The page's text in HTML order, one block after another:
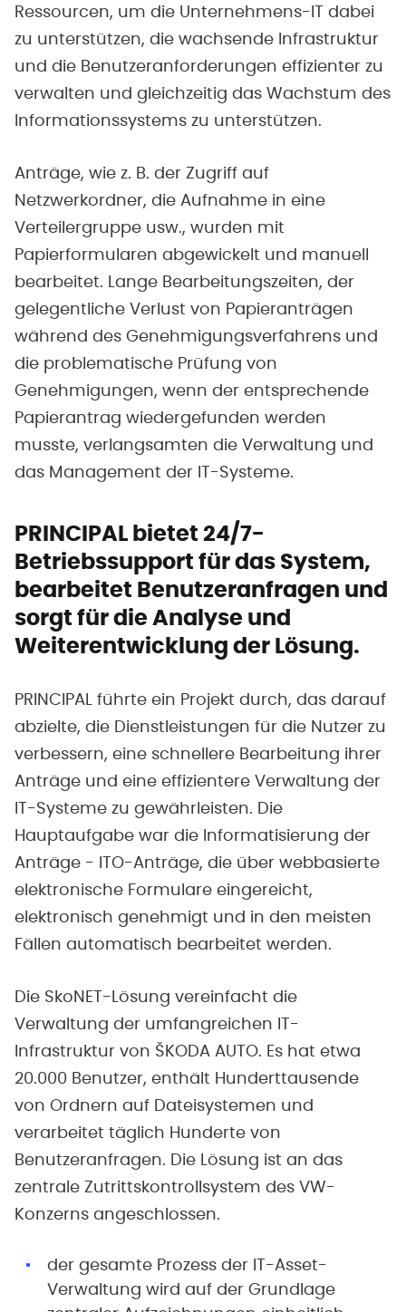
Ressourcen, um die Unternehmens-IT dabei
zu unterstützen, die wachsende Infrastruktur
und die Benutzeranforderungen effizienter zu
verwalten und gleichzeitig das Wachstum des
Informationssystems zu unterstützen.
Anträge, wie z. B. der Zugriff auf
Netzwerkordner, die Aufnahme in eine
Verteilergruppe usw., wurden mit
Papierformularen abgewickelt und manuell
bearbeitet. Lange Bearbeitungszeiten, der
gelegentliche Verlust von Papieranträgen
während des Genehmigungsverfahrens und
die problematische Prüfung von
Genehmigungen, wenn der entsprechende
Papierantrag wiedergefunden werden
musste, verlangsamten die Verwaltung und
das Management der IT-Systeme.
PRINCIPAL bietet 24/7-
Betriebssupport für das System,
bearbeitet Benutzeranfragen und
sorgt für die Analyse und
Weiterentwicklung der Lösung.
PRINCIPAL führte ein Projekt durch, das darauf
abzielte, die Dienstleistungen für die Nutzer zu
verbessern, eine schnellere Bearbeitung ihrer
Anträge und eine effizientere Verwaltung der
IT-Systeme zu gewährleisten. Die
Hauptaufgabe war die Informatisierung der
Anträge - ITO-Anträge, die über webbasierte
elektronische Formulare eingereicht,
elektronisch genehmigt und in den meisten
Fällen automatisch bearbeitet werden.
Die SkoNET-Lösung vereinfacht die
Verwaltung der umfangreichen IT-
Infrastruktur von ŠKODA AUTO. Es hat etwa
20.000 Benutzer, enthält Hunderttausende
von Ordnern auf Dateisystemen und
verarbeitet täglich Hunderte von
Benutzeranfragen. Die Lösung ist an das
zentrale Zutrittskontrollsystem des VW-
Konzerns angeschlossen.
der gesamte Prozess der IT-Asset-
Verwaltung wird auf der Grundlage